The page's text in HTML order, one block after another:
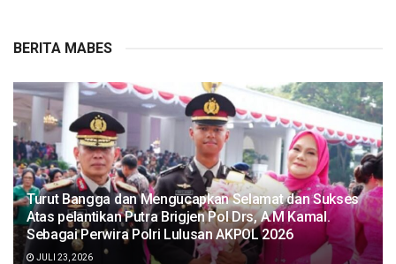
BERITA MABES
Turut Bangga dan Mengucapkan Selamat dan Sukses
Atas pelantikan Putra Brigjen Pol Drs, A.M Kamal.
Sebagai Perwira Polri Lulusan AKPOL 2026
JULI 23, 2026